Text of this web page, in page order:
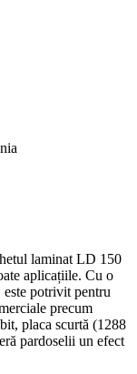
laminat LD 150
aplicațiile. Cu o
este potrivit pentru
precum
placa scurtă (1288
pardoselii un efect